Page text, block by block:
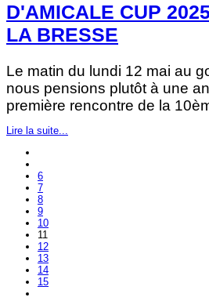
D'AMICALE CUP
LA BRESSE
Le matin du lundi 12 mai au
nous pensions plutôt à une
première rencontre de la
Lire la suite...
6
7
8
9
10
11
12
13
14
15